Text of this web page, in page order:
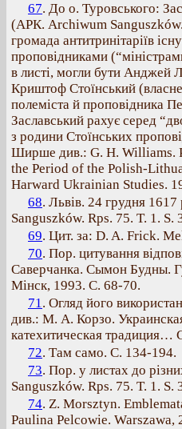
67. До о. Туровського:
(АРК. Archiwum
громада антитринітаріїв
проповідниками
в листі, могли бути Анджей
Криштоф Стоїнський
полеміста й проповідника
Заславський рахує серед
з родини Стоїнських
Ширше див.: G. Н. Williams.
the Period of the Polish-
Harward Ukrainian Studies.
68. Львів. 24 грудня
Sanguszków. Rps. 75. T. 1. S.
69. Цит. за: D. A. Frick.
70. Пор. цитування
Саверчанка. Сымон Будны.
Мінск, 1993. С. 68-70.
71. Огляд його
див.: М. А. Корзо.
катехитическая традиция…
72. Там само. С. 134-194.
73. Пор. у листах до
Sanguszków. Rps. 75. T. 1. S.
74. Z. Morsztyn.
Paulina Pelcowie. Warszawa,